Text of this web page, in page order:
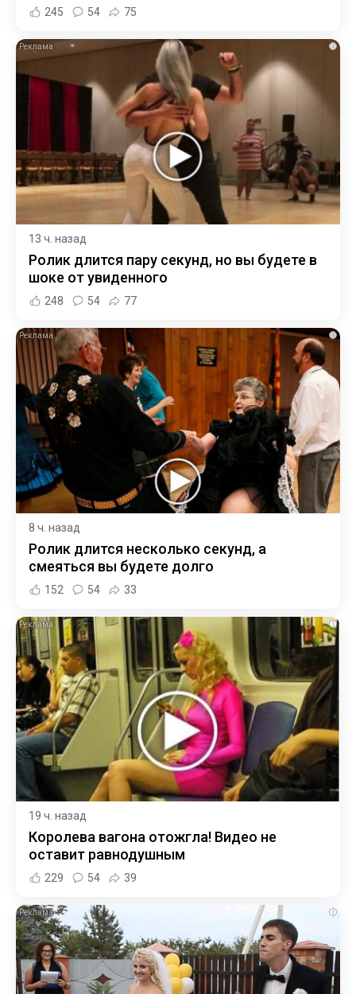
245 54 75
i
13 ч. назад
Ролик длится пару секунд, но вы будете в
шоке от увиденного
248 54 77
i
8 ч. назад
Ролик длится несколько секунд, а
смеяться вы будете долго
152 54 33
i
19 ч. назад
Королева вагона отожгла! Видео не
оставит равнодушным
229 54 39
i